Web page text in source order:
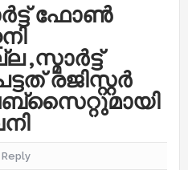
ഫോൺ
,സ്മാർട്ട്
രജിസ്റ്റർ